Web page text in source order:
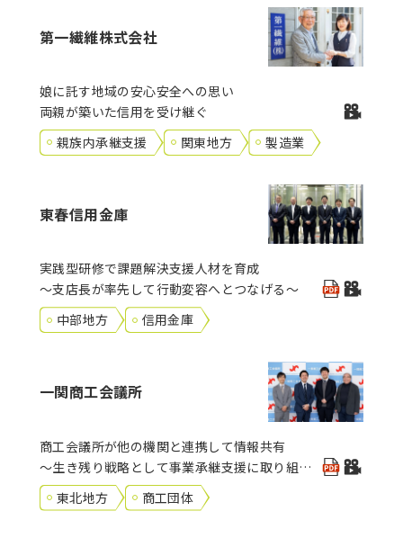
第一繊維株式会社
娘に託す地域の安心安全への思い
両親が築いた信用を受け継ぐ
親族内承継支援
関東地方 製造業
東春信用金庫
実践型研修で課題解決支援人材を育成
～支店長が率先して行動変容へとつなげる～
中部地方
信用金庫
一関商工会議所
商工会議所が他の機関と連携して情報共有
～生き残り戦略として事業承継支援に取り組む
～
東北地方 商工団体